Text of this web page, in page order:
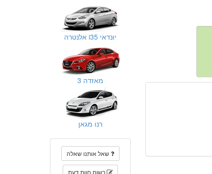
יונדאי i35 אלנטרה
מאזדה 3
רנו מגאן
שאל אותנו שאלה
רשום חוות דעת